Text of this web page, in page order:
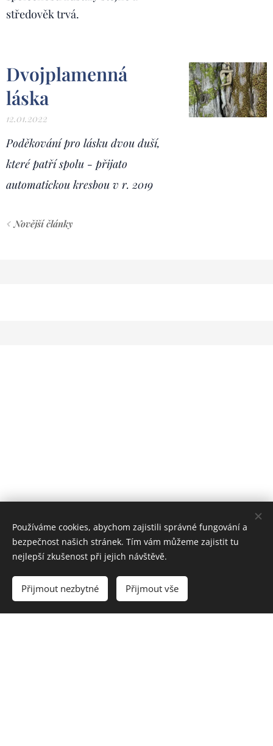
středověk trvá.
Dvojplamenná
láska
12.01.2022
Poděkování pro lásku dvou duší,
které patří spolu - přijato
automatickou kresbou v r. 2019
Novější články
Používáme cookies, abychom zajistili správné fungování a
bezpečnost našich stránek. Tím vám můžeme zajistit tu
nejlepší zkušenost při jejich návštěvě.
Přijmout nezbytné Přijmout vše